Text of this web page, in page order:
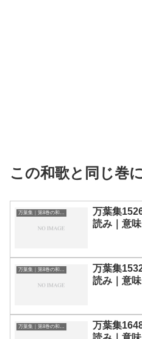
この和歌と同じ巻
万葉集
読み｜意
万葉集｜第8巻の和歌一覧
万葉集
読み｜意
万葉集｜第8巻の和歌一覧
万葉集